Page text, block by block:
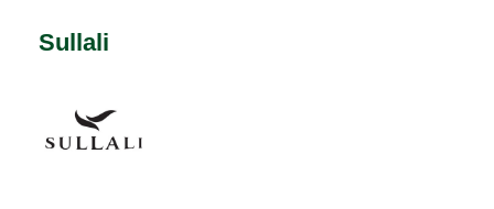
Sullali